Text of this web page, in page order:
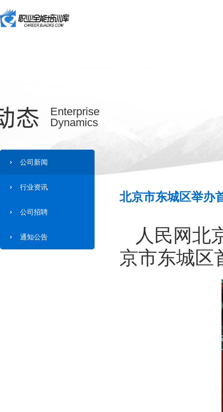
态
Enterprise
Dynamics
公司新闻
行业资讯
公司招聘
通知公告
北京市东城区举办
人民网北
京市东城区